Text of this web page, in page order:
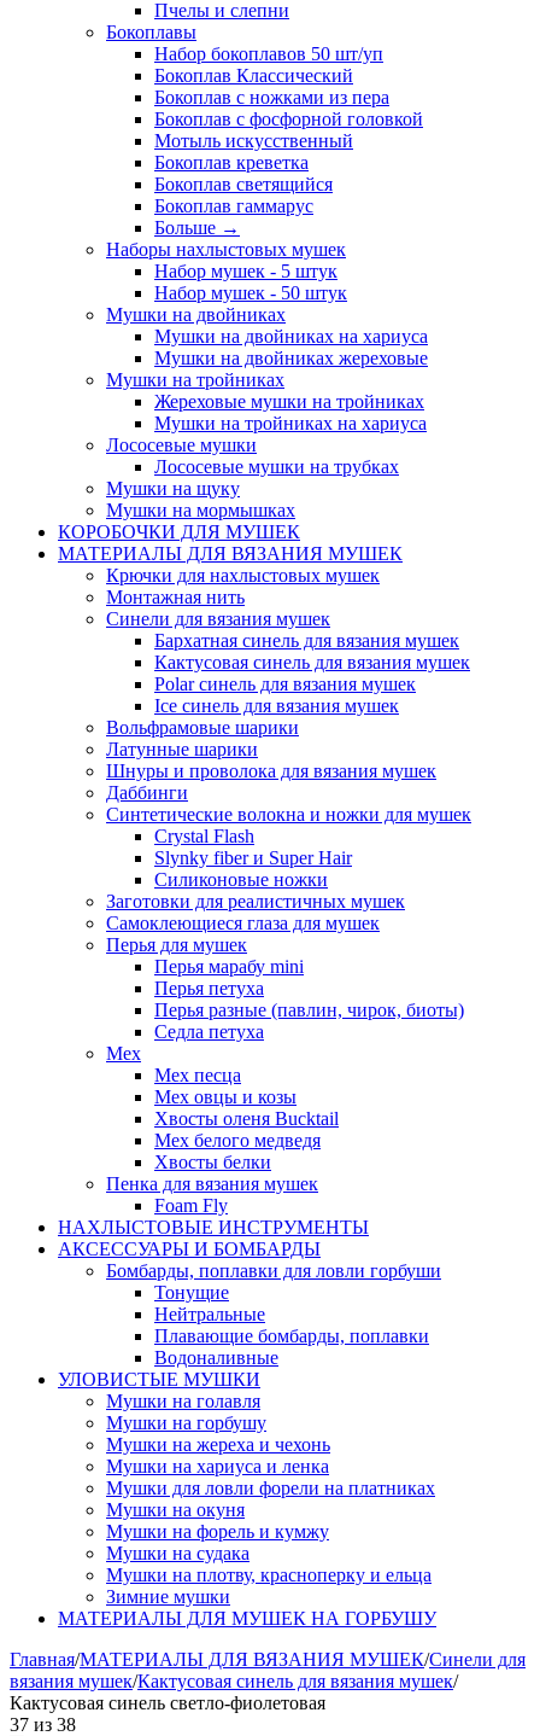
Пчелы и слепни
Бокоплавы
Набор бокоплавов 50 шт/уп
Бокоплав Классический
Бокоплав с ножками из пера
Бокоплав с фосфорной головкой
Мотыль искусственный
Бокоплав креветка
Бокоплав светящийся
Бокоплав гаммарус
Больше →
Наборы нахлыстовых мушек
Набор мушек - 5 штук
Набор мушек - 50 штук
Мушки на двойниках
Мушки на двойниках на хариуса
Мушки на двойниках жереховые
Мушки на тройниках
Жереховые мушки на тройниках
Мушки на тройниках на хариуса
Лососевые мушки
Лососевые мушки на трубках
Мушки на щуку
Мушки на мормышках
КОРОБОЧКИ ДЛЯ МУШЕК
МАТЕРИАЛЫ ДЛЯ ВЯЗАНИЯ МУШЕК
Крючки для нахлыстовых мушек
Монтажная нить
Синели для вязания мушек
Бархатная синель для вязания мушек
Кактусовая синель для вязания мушек
Polar синель для вязания мушек
Ice синель для вязания мушек
Вольфрамовые шарики
Латунные шарики
Шнуры и проволока для вязания мушек
Даббинги
Синтетические волокна и ножки для мушек
Crystal Flash
Slynky fiber и Super Hair
Силиконовые ножки
Заготовки для реалистичных мушек
Самоклеющиеся глаза для мушек
Перья для мушек
Перья марабу mini
Перья петуха
Перья разные (павлин, чирок, биоты)
Седла петуха
Мех
Мех песца
Мех овцы и козы
Хвосты оленя Bucktail
Мех белого медведя
Хвосты белки
Пенка для вязания мушек
Foam Fly
НАХЛЫСТОВЫЕ ИНСТРУМЕНТЫ
АКCЕССУАРЫ И БОМБАРДЫ
Бомбарды, поплавки для ловли горбуши
Тонущие
Нейтральные
Плавающие бомбарды, поплавки
Водоналивные
УЛОВИСТЫЕ МУШКИ
Мушки на голавля
Мушки на горбушу
Мушки на жереха и чехонь
Мушки на хариуса и ленка
Мушки для ловли форели на платниках
Мушки на окуня
Мушки на форель и кумжу
Мушки на судака
Мушки на плотву, красноперку и ельца
Зимние мушки
МАТЕРИАЛЫ ДЛЯ МУШЕК НА ГОРБУШУ
Главная/МАТЕРИАЛЫ ДЛЯ ВЯЗАНИЯ МУШЕК/Синели для
вязания мушек/Кактусовая синель для вязания мушек/
Кактусовая синель светло-фиолетовая
37 из 38